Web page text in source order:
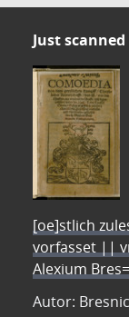
Just scanned
[oe]stlich
vorfasset ||
Alexium
Autor: